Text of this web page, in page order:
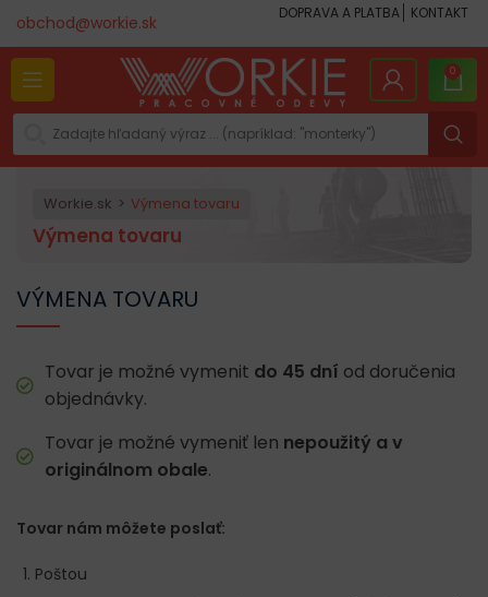
obchod@workie.sk DOPRAVA A PLATBA KONTAKT
0
Workie.sk Výmena tovaru
Výmena tovaru
VÝMENA TOVARU
Tovar je možné vymenit do 45 dní od doručenia
objednávky.
Tovar je možné vymeniť len nepoužitý a v
originálnom obale.
Tovar nám môžete poslať:
Poštou